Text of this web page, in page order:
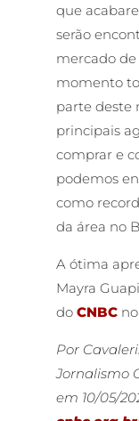
que
serão
mercado de
momento
parte deste
principais
comprar e
podemos
como
da área no
A ótima
Mayra
do CNBCno
Por
Jornalismo
em 10/05/